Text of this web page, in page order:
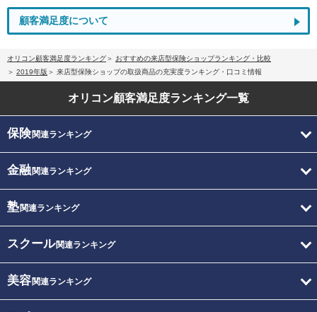
顧客満足度について
オリコン顧客満足度ランキング
おすすめの来店型保険ショップランキング・比較
2019年版
来店型保険ショップの取扱商品の充実度ランキング・口コミ情報
オリコン顧客満足度ランキング一覧
保険関連ランキング
金融関連ランキング
塾関連ランキング
スクール関連ランキング
美容関連ランキング